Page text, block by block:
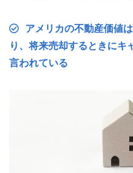
アメリカの不動産価値
り、将来売却するときにキ
言われている